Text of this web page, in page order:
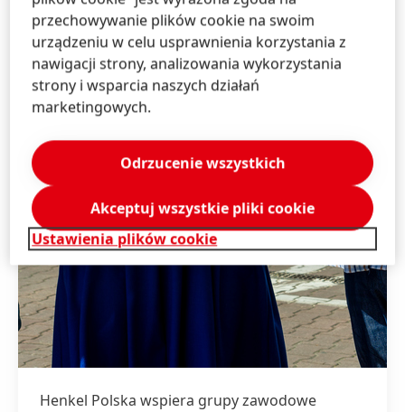
Henkel Polska wspiera grupy zawodowe
przechowywanie plików cookie na swoim
urządzeniu w celu usprawnienia korzystania z
nawigacji strony, analizowania wykorzystania
strony i wsparcia naszych działań
marketingowych.
Ustawienia plików cookie
Odrzucenie wszystkich
Akceptuj wszystkie pliki cookie